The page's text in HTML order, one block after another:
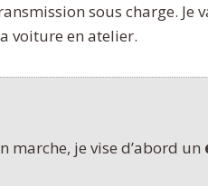
sous charge.
voiture en atelier.
marche, je vise d’abord un